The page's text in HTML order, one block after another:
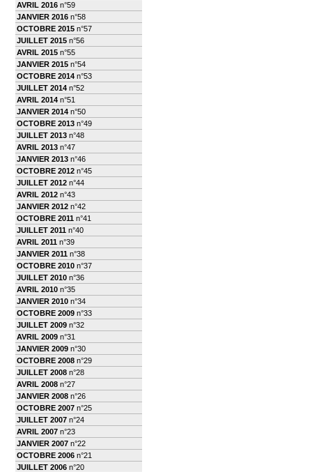
AVRIL 2016 n°59
JANVIER 2016 n°58
OCTOBRE 2015 n°57
JUILLET 2015 n°56
AVRIL 2015 n°55
JANVIER 2015 n°54
OCTOBRE 2014 n°53
JUILLET 2014 n°52
AVRIL 2014 n°51
JANVIER 2014 n°50
OCTOBRE 2013 n°49
JUILLET 2013 n°48
AVRIL 2013 n°47
JANVIER 2013 n°46
OCTOBRE 2012 n°45
JUILLET 2012 n°44
AVRIL 2012 n°43
JANVIER 2012 n°42
OCTOBRE 2011 n°41
JUILLET 2011 n°40
AVRIL 2011 n°39
JANVIER 2011 n°38
OCTOBRE 2010 n°37
JUILLET 2010 n°36
AVRIL 2010 n°35
JANVIER 2010 n°34
OCTOBRE 2009 n°33
JUILLET 2009 n°32
AVRIL 2009 n°31
JANVIER 2009 n°30
OCTOBRE 2008 n°29
JUILLET 2008 n°28
AVRIL 2008 n°27
JANVIER 2008 n°26
OCTOBRE 2007 n°25
JUILLET 2007 n°24
AVRIL 2007 n°23
JANVIER 2007 n°22
OCTOBRE 2006 n°21
JUILLET 2006 n°20